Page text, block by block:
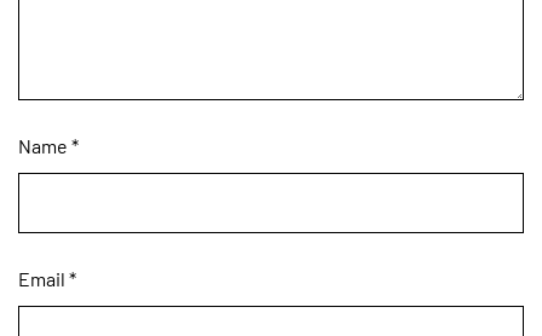
Name *
Email *